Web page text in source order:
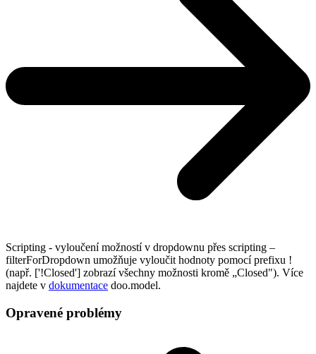
Scripting - vyloučení možností v dropdownu přes scripting –
filterForDropdown umožňuje vyloučit hodnoty pomocí prefixu !
(např. ['!Closed'] zobrazí všechny možnosti kromě „Closed"). Více
najdete v dokumentace doo.model.
Opravené problémy